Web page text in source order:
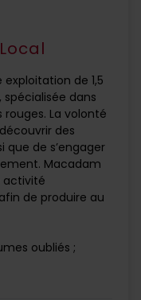
de 1,5
dans
La volonté
des
que de s’engager
Macadam
activité
de produire au
oubliés ;